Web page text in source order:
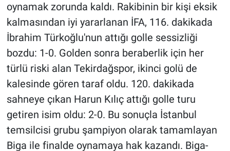
oynamak zorunda kaldı. Rakibinin bir kişi eksik
kalmasından iyi yararlanan İFA, 116. dakikada
İbrahim Türkoğlu'nun attığı golle sessizliği
bozdu: 1-0. Golden sonra beraberlik için her
türlü riski alan Tekirdağspor, ikinci golü de
kalesinde gören taraf oldu. 120. dakikada
sahneye çıkan Harun Kılıç attığı golle turu
getiren isim oldu: 2-0. Bu sonuçla İstanbul
temsilcisi grubu şampiyon olarak tamamlayan
Biga ile finalde oynamaya hak kazandı. Biga-